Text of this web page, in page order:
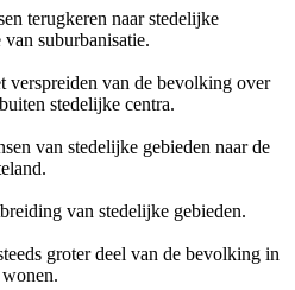
terugkeren naar stedelijke
van suburbanisatie.
verspreiden van de bevolking over
stedelijke centra.
van stedelijke gebieden naar de
van stedelijke gebieden.
groter deel van de bevolking in